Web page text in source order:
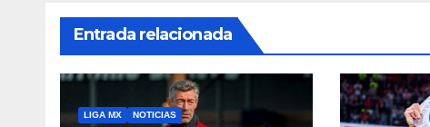
Entrada relacionada
LIGA MX NOTICIAS